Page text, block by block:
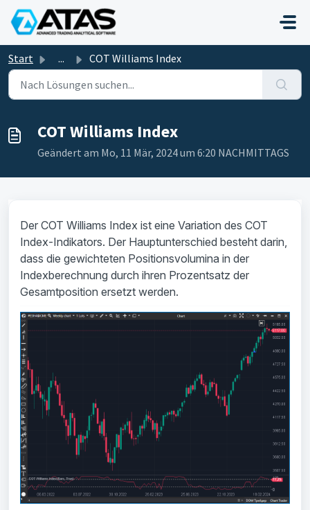
Zum hauptsächlichen Inhalt gehen
Start ... COT Williams Index
COT Williams Index
Geändert am Mo, 11 Mär, 2024 um 6:20 NACHMITTAGS
Der COT Williams Index ist eine Variation des COT
Index-Indikators. Der Hauptunterschied besteht darin,
dass die gewichteten Positionsvolumina in der
Indexberechnung durch ihren Prozentsatz der
Gesamtposition ersetzt werden.